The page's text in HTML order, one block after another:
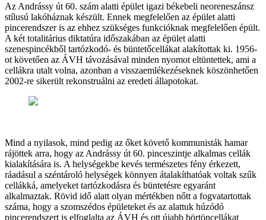
Az Andrássy út 60. szám alatti épület igazi békebeli neoreneszánsz
stílusú lakóháznak készült. Ennek megfelelően az épület alatti
pincerendszer is az ehhez szükséges funkcióknak megfelelően épült.
A két totalitárius diktatúra időszakában az épület alatti
szenespincékből tartózkodó- és büntetőcellákat alakítottak ki. 1956-
ot követően az ÁVH távozásával minden nyomot eltüntettek, ami a
cellákra utalt volna, azonban a visszaemlékezéseknek köszönhetően
2002-re sikerült rekonstruálni az eredeti állapotokat.
Mind a nyilasok, mind pedig az őket követő kommunisták hamar
rájöttek arra, hogy az Andrássy út 60. pinceszintje alkalmas cellák
kialakítására is. A helységekbe kevés természetes fény érkezett,
ráadásul a széntároló helységek könnyen átalakíthatóak voltak szűk
cellákká, amelyeket tartózkodásra és büntetésre egyaránt
alkalmaztak. Rövid idő alatt olyan mértékben nőtt a fogvatartottak
száma, hogy a szomszédos épületeket és az alattuk húzódó
pincerendszert is elfoglalta az ÁVH és ott újabb börtöncellákat